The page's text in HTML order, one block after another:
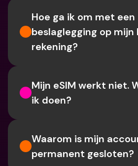
Hoe ga ik om met een
beslaglegging op mijn
rekening?
Mijn eSIM werkt niet.
ik doen?
Waarom is mijn
permanent gesloten?